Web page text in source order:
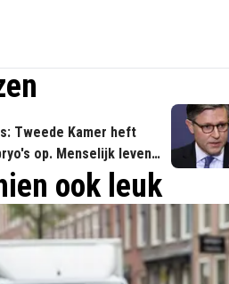
Tweede Kamer heft
op. Menselijk leven
ook leuk